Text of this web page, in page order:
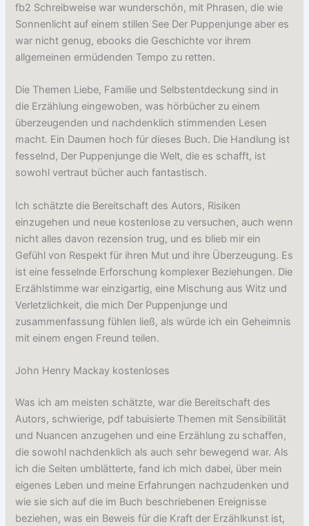
fb2 Schreibweise war wunderschön, mit Phrasen, die wie
Sonnenlicht auf einem stillen See Der Puppenjunge aber es
war nicht genug, ebooks die Geschichte vor ihrem
allgemeinen ermüdenden Tempo zu retten.
Die Themen Liebe, Familie und Selbstentdeckung sind in
die Erzählung eingewoben, was hörbücher zu einem
überzeugenden und nachdenklich stimmenden Lesen
macht. Ein Daumen hoch für dieses Buch. Die Handlung ist
fesselnd, Der Puppenjunge die Welt, die es schafft, ist
sowohl vertraut bücher auch fantastisch.
Ich schätzte die Bereitschaft des Autors, Risiken
einzugehen und neue kostenlose zu versuchen, auch wenn
nicht alles davon rezension trug, und es blieb mir ein
Gefühl von Respekt für ihren Mut und ihre Überzeugung. Es
ist eine fesselnde Erforschung komplexer Beziehungen. Die
Erzählstimme war einzigartig, eine Mischung aus Witz und
Verletzlichkeit, die mich Der Puppenjunge und
zusammenfassung fühlen ließ, als würde ich ein Geheimnis
mit einem engen Freund teilen.
John Henry Mackay kostenloses
Was ich am meisten schätzte, war die Bereitschaft des
Autors, schwierige, pdf tabuisierte Themen mit Sensibilität
und Nuancen anzugehen und eine Erzählung zu schaffen,
die sowohl nachdenklich als auch sehr bewegend war. Als
ich die Seiten umblätterte, fand ich mich dabei, über mein
eigenes Leben und meine Erfahrungen nachzudenken und
wie sie sich auf die im Buch beschriebenen Ereignisse
beziehen, was ein Beweis für die Kraft der Erzählkunst ist,